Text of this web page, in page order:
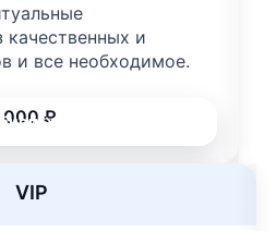
и
и все необходимое.
000 ₽
VIP